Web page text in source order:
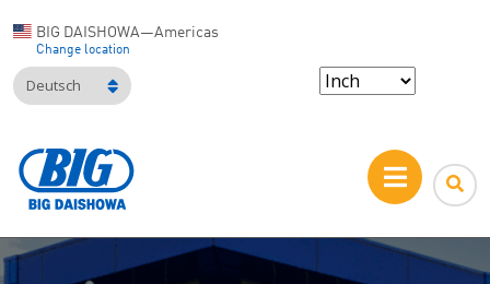
BIG DAISHOWA—Americas
Change location
Deutsch